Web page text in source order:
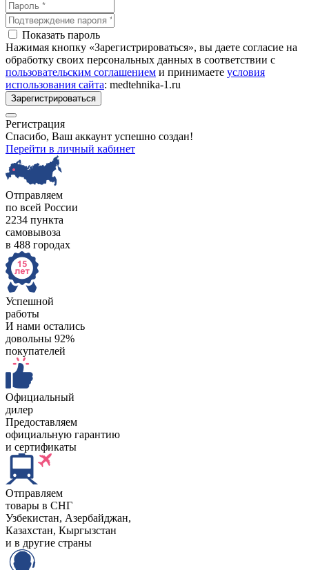
Показать пароль
Нажимая кнопку «Зарегистрироваться», вы даете согласие на
обработку своих персональных данных в соответствии с
пользовательским соглашением и принимаете условия
использования сайта: medtehnika-1.ru
Зарегистрироваться
Регистрация
Спасибо, Ваш аккаунт успешно создан!
Перейти в личный кабинет
Отправляем
по всей России
2234 пункта
самовывоза
в 488 городах
Успешной
работы
И нами остались
довольны 92%
покупателей
Официальный
дилер
Предоставляем
официальную гарантию
и сертификаты
Отправляем
товары в СНГ
Узбекистан, Aзербайджан,
Казахстан, Кыргызстан
и в другие страны